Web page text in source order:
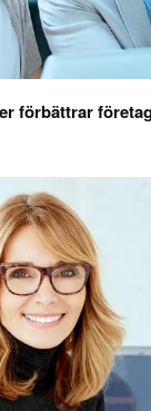
förbättrar